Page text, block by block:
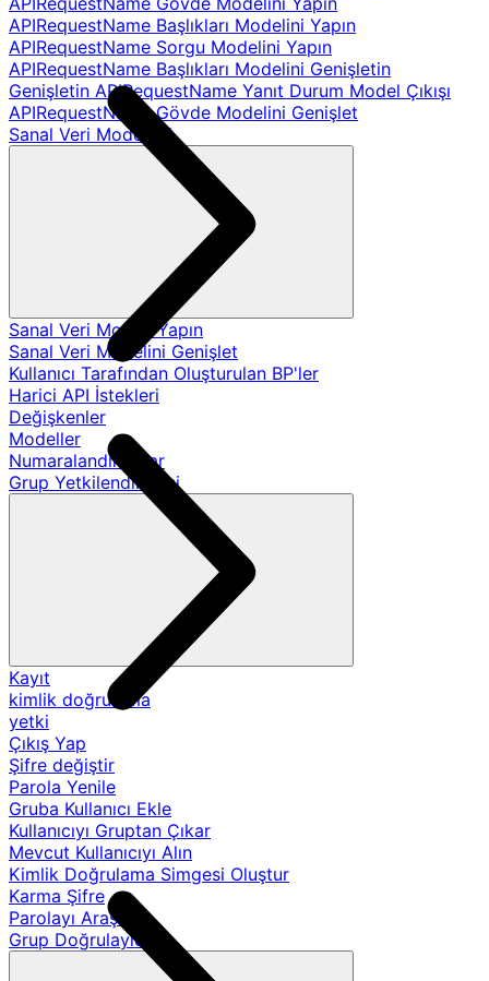
APIRequestName Başlıkları Modelini Yapın
APIRequestName Sorgu Modelini Yapın
APIRequestName Başlıkları Modelini Genişletin
Genişletin APIRequestName Yanıt Durum Model Çıkışı
APIRequestName Gövde Modelini Genişlet
Sanal Veri Modelleri
Sanal Veri Modeli Yapın
Sanal Veri Modelini Genişlet
Kullanıcı Tarafından Oluşturulan BP'ler
Harici API İstekleri
Değişkenler
Modeller
Numaralandırmalar
Grup Yetkilendirmesi
Kayıt
kimlik doğrulama
yetki
Çıkış Yap
Şifre değiştir
Parola Yenile
Gruba Kullanıcı Ekle
Kullanıcıyı Gruptan Çıkar
Mevcut Kullanıcıyı Alın
Kimlik Doğrulama Simgesi Oluştur
Karma Şifre
Parolayı Araştır
Grup Doğrulayıcıları